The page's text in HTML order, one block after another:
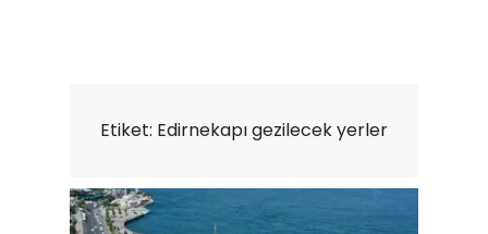
Etiket: Edirnekapı gezilecek yerler